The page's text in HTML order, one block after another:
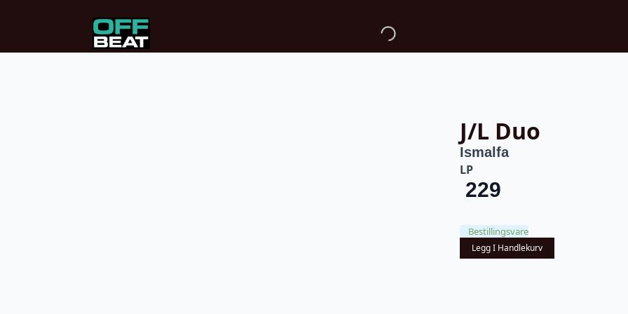
J/L Duo
Ismalfa
LP
229
Bestillingsvare
Legg I Handlekurv